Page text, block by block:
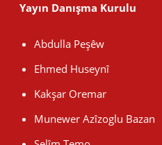
Yayın Danışma Kurulu
Abdulla Peşêw
Ehmed Huseynî
Kakşar Oremar
Munewer Azîzoglu Bazan